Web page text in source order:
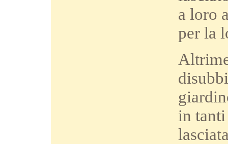
a loro
per la
in